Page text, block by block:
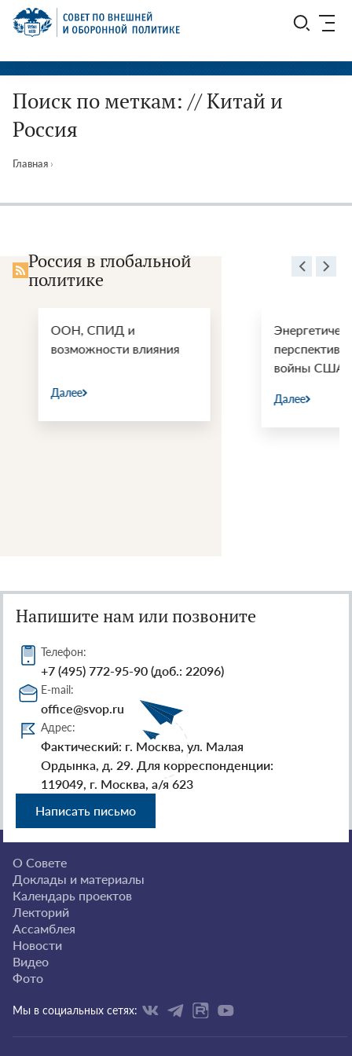
Перейти
СВОП
Поиск по меткам: // Китай и
Россия
Главная ›
Россия в глобальной
политике
ООН, СПИД и
возможности влияния
Далее
Энергетические
перспективы
войны США и
Далее
Напишите нам или позвоните
Телефон:
+7 (495) 772-95-90 (доб.: 22096)
E-mail:
office@svop.ru
Адрес:
Фактический: г. Москва, ул. Малая
Ордынка, д. 29. Для корреспонденции:
119049, г. Москва, а/я 623
Написать письмо
О Совете
Доклады и материалы
Календарь проектов
Лекторий
Ассамблея
Новости
Видео
Фото
Мы в социальных сетях: